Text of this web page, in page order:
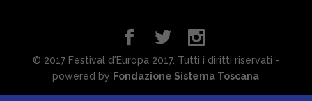
© 2017 Festival d'Europa 2017. Tutti i diritti riservati -
powered by Fondazione Sistema Toscana